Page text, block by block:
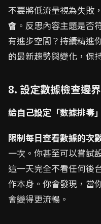
不要將低流量視為失敗
會 。反思內容主題是否
有進步空間？持續精進
的最新趨勢與變化，保
8. 設定數據檢查邊界
給自己設定「數據排毒
限制每日查看數據的次
一次。你甚至可以嘗試
這一天完全不看任何後
作本身。你會發現，當
會變得更流暢。